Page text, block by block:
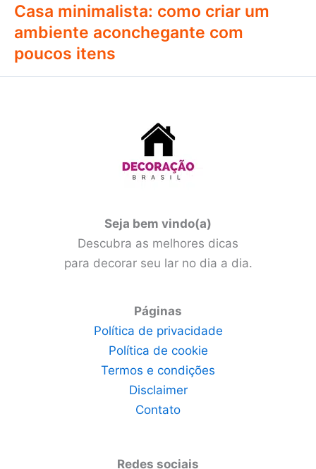
Casa minimalista: como criar um
ambiente aconchegante com
poucos itens
Seja bem vindo(a)
Descubra as melhores dicas
para decorar seu lar no dia a dia.
Páginas
Política de privacidade
Política de cookie
Termos e condições
Disclaimer
Contato
Redes sociais